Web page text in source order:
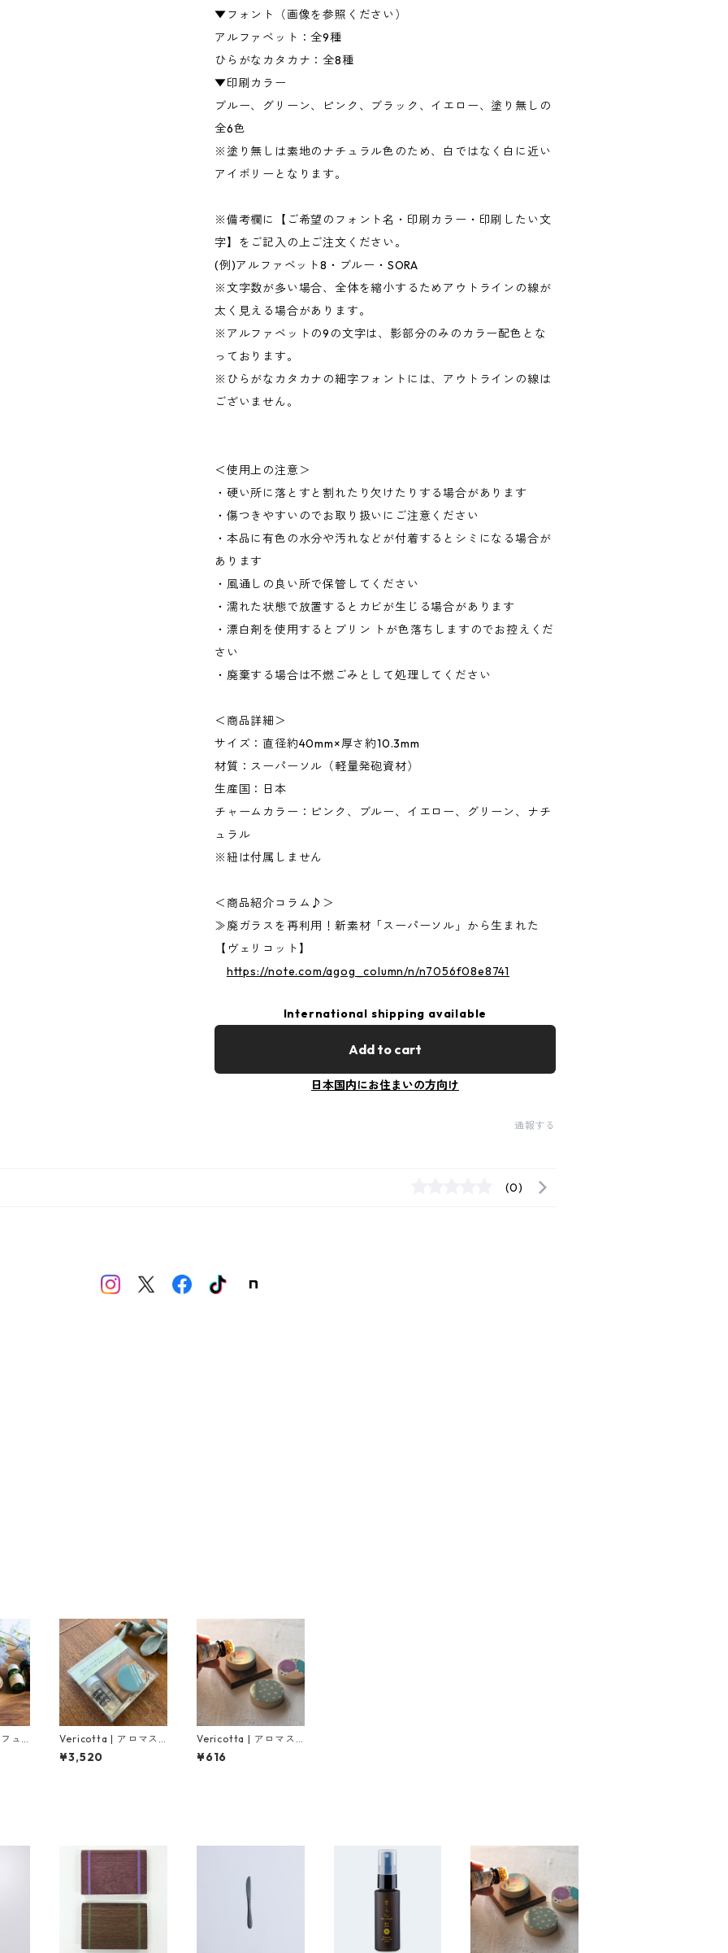
▼フォント（画像を参照ください）
アルファベット：全9種
ひらがなカタカナ：全8種
▼印刷カラー
ブルー、グリーン、ピンク、ブラック、イエロー、塗り無しの
全6色
※塗り無しは素地のナチュラル色のため、白ではなく白に近い
アイボリーとなります。
※備考欄に【ご希望のフォント名・印刷カラー・印刷したい文
字】をご記入の上ご注文ください。
(例)アルファベット8・ブルー・SORA
※文字数が多い場合、全体を縮小するためアウトラインの線が
太く見える場合があります。
※アルファベットの9の文字は、影部分のみのカラー配色とな
っております。
※ひらがなカタカナの細字フォントには、アウトラインの線は
ございません。
＜使用上の注意＞
・硬い所に落とすと割れたり欠けたりする場合があります
・傷つきやすいのでお取り扱いにご注意ください
・本品に有色の水分や汚れなどが付着するとシミになる場合が
あります
・風通しの良い所で保管してください
・濡れた状態で放置するとカビが生じる場合があります
・漂白剤を使用するとブリン トが色落ちしますのでお控えくだ
さい
・廃棄する場合は不燃ごみとして処理してください
＜商品詳細＞
サイズ：直径約40mm×厚さ約10.3mm
材質：スーパーソル（軽量発砲資材）
生産国：日本
チャームカラー：ピンク、ブルー、イエロー、グリーン、ナチ
ュラル
※紐は付属しません
＜商品紹介コラム♪＞
≫廃ガラスを再利用！新素材「スーパーソル」から生まれた
【ヴェリコット】
https://note.com/agog_column/n/n7056f08e8741
International shipping available
Add to cart
日本国内にお住まいの方向け
通報する
(0)
ュ
Vericotta | アロマス
トーンと精油セット
（全３０柄）
¥3,520
Vericotta | アロマス
トーン（全３０柄）
¥616